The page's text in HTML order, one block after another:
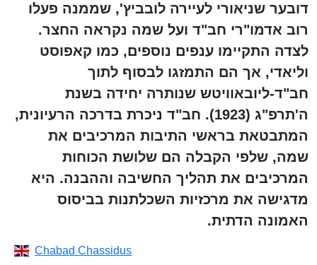
דובער שניאורי לעיירה לובביץ', שממנה פעלו
רוב אדמו"רי חב"ד ועל שמה נקראה החצר.
לצדה התקיימו ענפים נוספים, כמו קאפוסט
וליאדי, אך הם התמזגו לבסוף לתוך
חב"ד-ליובאוויטש שנותרה יחידה בשנת
ה'תרפ"ג (1923). חב"ד ניכרת בדרכה הרעיונית,
המתבטאת בראשי התיבות המרכיבים את
שמה, שלפי הקבלה הם שלושת הכוחות
המרכיבים את תהליך החשיבה וההבנה. היא
מדגישה את מרכזיות השכלתנות בביסוס
האמונה הדתית.
Chabad Chassidus